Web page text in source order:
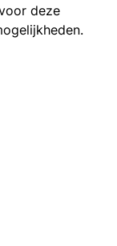
deze